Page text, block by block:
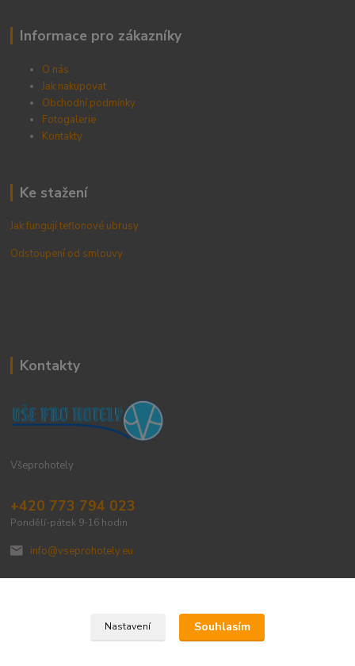
Informace pro zákazníky
O nás
Jak nakupovat
Obchodní podmínky
Fotogalerie
Kontakty
Ke stažení
Jak fungují teflonové ubrusy
Odstoupení od smlouvy
Kontakty
Všeprohotely
+420 773 794 023
Pondělí-pátek 9-16 hodin
info@vseprohotely.eu
Upravit sběr cookies.
Nastavení Souhlasím